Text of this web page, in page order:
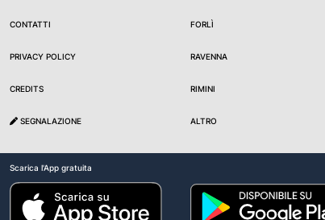
CONTATTI
PRIVACY POLICY
CREDITS
SEGNALAZIONE
FORLÌ
RAVENNA
RIMINI
ALTRO
Scarica l'App gratuita